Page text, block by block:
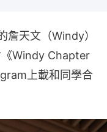
詹天文（Windy）
《Windy Chapter
上載和同學合